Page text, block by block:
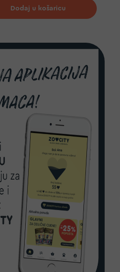
na listu želja
Dodaj u košaricu